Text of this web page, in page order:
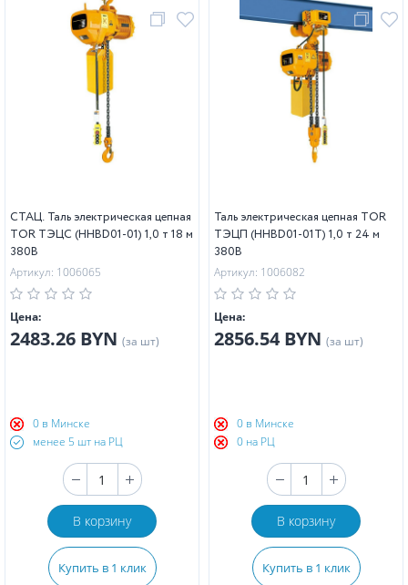
СТАЦ. Таль электрическая цепная
TOR ТЭЦС (HHBD01-01) 1,0 т 18 м
380В
Артикул: 1006065
Цена:
2483.26 BYN (за шт)
0 в Минске
менее 5 шт на РЦ
В корзину
Купить в 1 клик
Таль электрическая цепная TOR
ТЭЦП (HHBD01-01T) 1,0 т 24 м
380В
Артикул: 1006082
Цена:
2856.54 BYN (за шт)
0 в Минске
0 на РЦ
В корзину
Купить в 1 клик